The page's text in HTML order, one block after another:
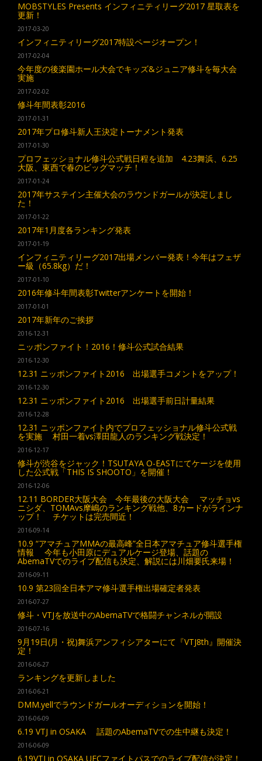
MOBSTYLES Presents インフィニティリーグ2017 星取表を
更新！
2017-03-20
インフィニティリーグ2017特設ページオープン！
2017-02-04
今年度の後楽園ホール大会でキッズ&ジュニア修斗を毎大会
実施
2017-02-02
修斗年間表彰2016
2017-01-31
2017年プロ修斗新人王決定トーナメント発表
2017-01-30
プロフェッショナル修斗公式戦日程を追加 4.23舞浜、6.25
大阪、東西で春のビッグマッチ！
2017-01-24
2017年サステイン主催大会のラウンドガールが決定しまし
た！
2017-01-22
2017年1月度各ランキング発表
2017-01-19
インフィニティリーグ2017出場メンバー発表！今年はフェザ
ー級（65.8kg）だ！
2017-01-10
2016年修斗年間表彰Twitterアンケートを開始！
2017-01-01
2017年新年のご挨拶
2016-12-31
ニッポンファイト！2016！修斗公式試合結果
2016-12-30
12.31 ニッポンファイト2016 出場選手コメントをアップ！
2016-12-30
12.31 ニッポンファイト2016 出場選手前日計量結果
2016-12-28
12.31 ニッポンファイト内でプロフェッショナル修斗公式戦
を実施 村田一着vs澤田龍人のランキング戦決定！
2016-12-17
修斗が渋谷をジャック！TSUTAYA O-EASTにてケージを使用
した公式戦「THIS IS SHOOTO」を開催！
2016-12-06
12.11 BORDER大阪大会 今年最後の大阪大会 マッチョvs
ニシダ、TOMAvs摩嶋のランキング戦他、8カードがラインナ
ップ！ チケットは完売間近！
2016-09-14
10.9 “アマチュアMMAの最高峰”全日本アマチュア修斗選手権
情報 今年も小田原にデュアルケージ登場、話題の
AbemaTVでのライブ配信も決定、解説には川畑要氏来場！
2016-09-11
10.9 第23回全日本アマ修斗選手権出場確定者発表
2016-07-27
修斗・VTJを放送中のAbemaTVで格闘チャンネルが開設
2016-07-16
9月19日(月・祝)舞浜アンフィシアターにて『VTJ8th』開催決
定！
2016-06-27
ランキングを更新しました
2016-06-21
DMM.yellでラウンドガールオーディションを開始！
2016-06-09
6.19 VTJ in OSAKA 話題のAbemaTVでの生中継も決定！
2016-06-09
6.19VTJ in OSAKA UFCファイトパスでのライブ配信が決定！